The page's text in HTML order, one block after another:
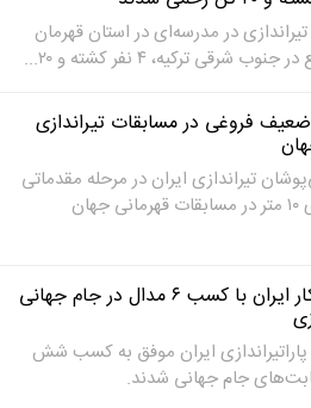
تیراندازی در مدرسه‌ای در استان قهرمان‌
شرقی ترکیه، ۴ نفر کشته و ۲۰...
فروغی در مسابقات تیراندازی
تیراندازی ایران در مرحله مقدماتی
تپانچه بادی ۱۰ متر در مسابقات قهرمانی جهان
پایان کار ایران با کسب ۶ مدال در جام جهانی
ایران موفق به کسب شش
جام جهانی شدند.